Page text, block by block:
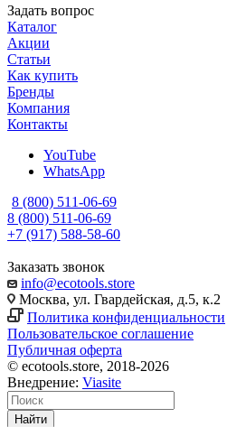
Задать вопрос
Каталог
Акции
Статьи
Как купить
Бренды
Компания
Контакты
YouTube
WhatsApp
8 (800) 511-06-69
8 (800) 511-06-69
+7 (917) 588-58-60
Заказать звонок
info@ecotools.store
Москва, ул. Гвардейская, д.5, к.2
Политика конфиденциальности
Пользовательское соглашение
Публичная оферта
© ecotools.store, 2018-2026
Внедрение: Viasite
Найти